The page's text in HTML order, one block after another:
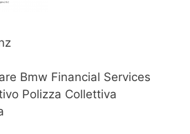
Bmw Financial Services
Polizza Collettiva